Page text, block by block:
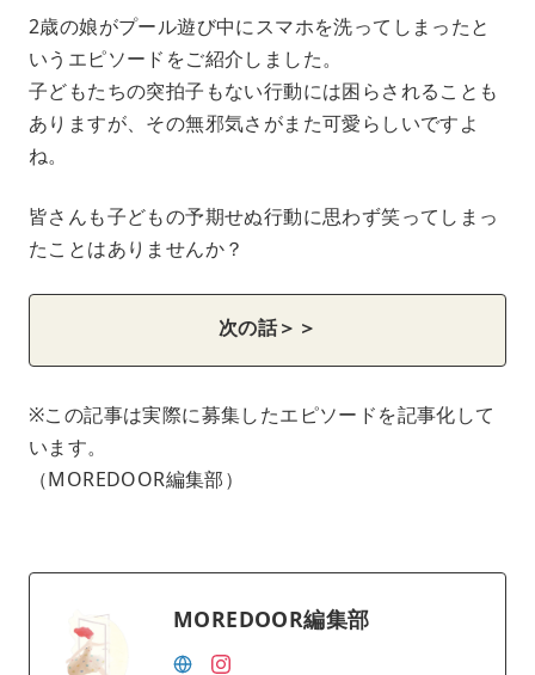
2歳の娘がプール遊び中にスマホを洗ってしまったと
いうエピソードをご紹介しました。
子どもたちの突拍子もない行動には困らされることも
ありますが、その無邪気さがまた可愛らしいですよ
ね。
皆さんも子どもの予期せぬ行動に思わず笑ってしまっ
たことはありませんか？
次の話＞＞
※この記事は実際に募集したエピソードを記事化して
います。
（MOREDOOR編集部）
MOREDOOR編集部